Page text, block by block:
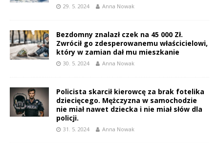
29. 5. 2024 Anna Nowak
Bezdomny znalazł czek na 45 000 Zł.
Zwrócił go zdesperowanemu właścicielowi,
który w zamian dał mu mieszkanie
30. 5. 2024 Anna Nowak
Policista skarcił kierowcę za brak fotelika
dziecięcego. Mężczyzna w samochodzie
nie miał nawet dziecka i nie miał słów dla
policji.
31. 5. 2024 Anna Nowak